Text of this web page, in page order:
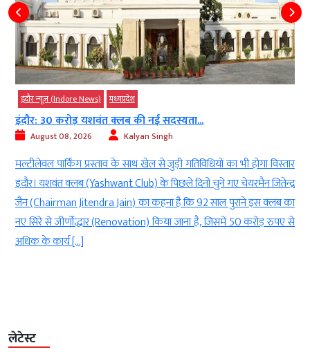
का भी होगा विस्तार
चुने गए चेयरमैन जितेन्द्र
92 साल पुराने इस क्लब का
है, जिसमें 50 करोड़ रुपए से
इंदौर न्यूज़ (Indore News)
इन्दौर: गोलू ने कावड़ यात्रा के लिए कटाई...
August 08, 2026
सफाईकर्मियों ने भी यात्रा निकलते ही चकाचक
(Indore) में निकली बाणेश्वरी कावड़ यात्रा
का जगह-जगह स्वागत (Welcome) किया गया।
भी बरसाए गए, इस कारण सड़कों पर गंदगी फैल
लेटेस्ट